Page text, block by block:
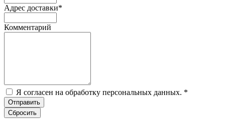
Адрес доставки*
Комментарий
Я согласен на обработку персональных данных. *